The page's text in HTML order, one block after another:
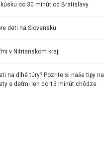
do 30 minút od Bratislavy
deti na Slovensku
v Nitrianskom kraji
na dlhé túry? Pozrite si naše tipy na
s deťmi len do 15 minút chôdze